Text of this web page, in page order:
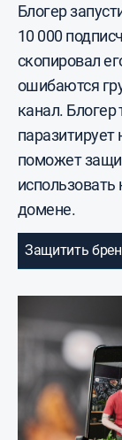
Блогер
10 000
скопировал
ошибаются
канал. Блогер
паразитирует
поможет
использовать
домене.
Защитить